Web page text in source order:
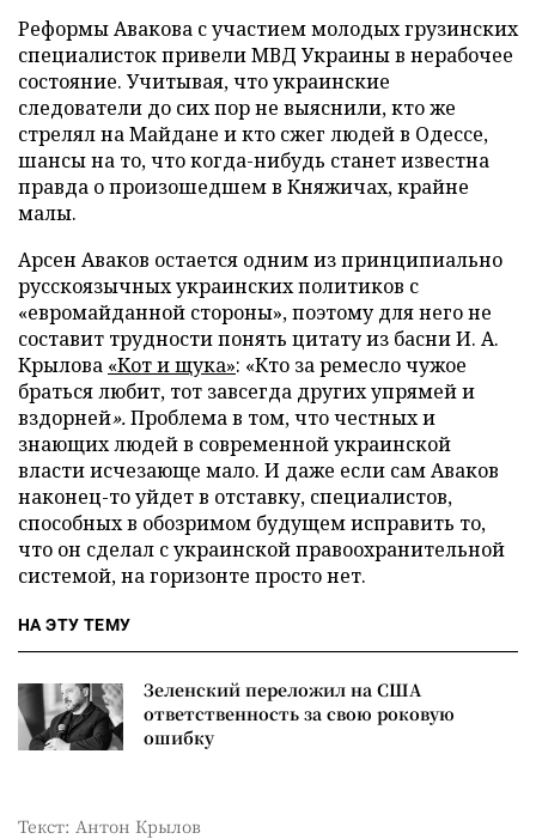
Реформы Авакова с участием молодых грузинских
специалисток привели МВД Украины в нерабочее
состояние. Учитывая, что украинские
следователи до сих пор не выяснили, кто же
стрелял на Майдане и кто сжег людей в Одессе,
шансы на то, что когда-нибудь станет известна
правда о произошедшем в Княжичах, крайне
малы.
Арсен Аваков остается одним из принципиально
русскоязычных украинских политиков с
«евромайданной стороны», поэтому для него не
составит трудности понять цитату из басни И. А.
Крылова «Кот и щука»: «Кто за ремесло чужое
браться любит, тот завсегда других упрямей и
вздорней».Проблема в том, что честных и
знающих людей в современной украинской
власти исчезающе мало. И даже если сам Аваков
наконец-то уйдет в отставку, специалистов,
способных в обозримом будущем исправить то,
что он сделал с украинской правоохранительной
системой, на горизонте просто нет.
НА ЭТУ ТЕМУ
Зеленский переложил на США
ответственность за свою роковую
ошибку
Текст: Антон Крылов